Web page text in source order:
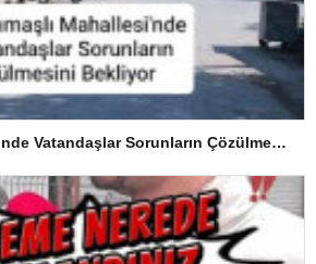
Hacımaşlı Mahallesi’nde Vatandaşlar Sorunların Çözülmesini Bekliyor